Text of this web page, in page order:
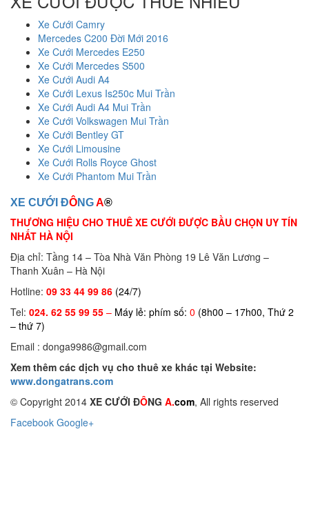
Xe Cưới Camry
Mercedes C200 Đời Mới 2016
Xe Cưới Mercedes E250
Xe Cưới Mercedes S500
Xe Cưới Audi A4
Xe Cưới Lexus Is250c Mui Trần
Xe Cưới Audi A4 Mui Trần
Xe Cưới Volkswagen Mui Trần
Xe Cưới Bentley GT
Xe Cưới Limousine
Xe Cưới Rolls Royce Ghost
Xe Cưới Phantom Mui Trần
XE CƯỚI ĐÔNGA®
THƯƠNG HIỆU CHO THUÊ XE CƯỚI ĐƯỢC BẦU CHỌN UY TÍN
NHẤT HÀ NỘI
Địa chỉ: Tầng 14 – Tòa Nhà Văn Phòng 19 Lê Văn Lương –
Thanh Xuân – Hà Nội
Hotline: 09 33 44 99 86 (24/7)
Tel: 024. 62 55 99 55 – Máy lẻ: phím số: 0 (8h00 – 17h00, Thứ 2
– thứ 7)
Email : donga9986@gmail.com
Xem thêm các dịch vụ cho thuê xe khác tại Website:
www.dongatrans.com
© Copyright 2014 XE CƯỚI ĐÔNG A.com, All rights reserved
Facebook Google+